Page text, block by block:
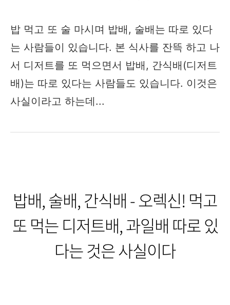
밥 먹고 또 술 마시며 밥배, 술배는 따로 있다
는 사람들이 있습니다. 본 식사를 잔뜩 하고 나
서 디저트를 또 먹으면서 밥배, 간식배(디저트
배)는 따로 있다는 사람들도 있습니다. 이것은
사실이라고 하는데...
밥배, 술배, 간식배 - 오렉신! 먹고
또 먹는 디저트배, 과일배 따로 있
다는 것은 사실이다​